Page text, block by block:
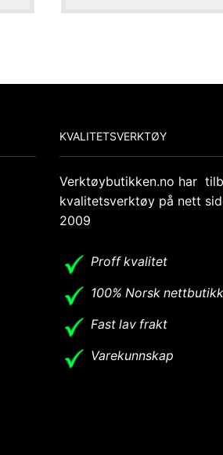
KVALITETSVERKTØY
Verktøybutikken.no har
kvalitetsverktøy på nett
2009
Proff kvalitet
100% Norsk nettbutikk
Fast lav frakt
Varekunnskap